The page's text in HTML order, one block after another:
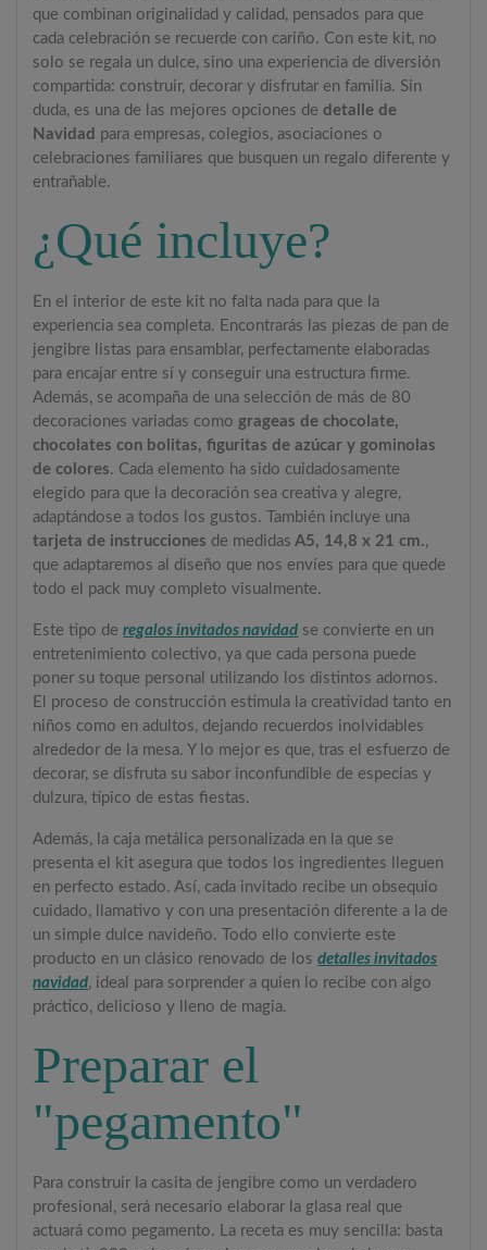
que combinan originalidad y calidad, pensados para que
cada celebración se recuerde con cariño. Con este kit, no
solo se regala un dulce, sino una experiencia de diversión
compartida: construir, decorar y disfrutar en familia. Sin
duda, es una de las mejores opciones dedetalle de
Navidad para empresas, colegios, asociaciones o
celebraciones familiares que busquen un regalo diferente y
entrañable.
¿Qué incluye?
En el interior de este kit no falta nada para que la
experiencia sea completa. Encontrarás las piezas de pan de
jengibre listas para ensamblar, perfectamente elaboradas
para encajar entre sí y conseguir una estructura firme.
Además, se acompaña de una selección de más de 80
decoraciones variadas como grageas de chocolate,
chocolates con bolitas, figuritas de azúcar y gominolas
de colores. Cada elemento ha sido cuidadosamente
elegido para que la decoración sea creativa y alegre,
adaptándose a todos los gustos. También incluye una
tarjeta de instrucciones de medidas A5, 14,8 x 21 cm.,
que adaptaremos al diseño que nos envíes para que quede
todo el pack muy completo visualmente.
Este tipo deregalos invitados navidad se convierte en un
entretenimiento colectivo, ya que cada persona puede
poner su toque personal utilizando los distintos adornos.
El proceso de construcción estimula la creatividad tanto en
niños como en adultos, dejando recuerdos inolvidables
alrededor de la mesa. Y lo mejor es que, tras el esfuerzo de
decorar, se disfruta su sabor inconfundible de especias y
dulzura, típico de estas fiestas.
Además, la caja metálica personalizada en la que se
presenta el kit asegura que todos los ingredientes lleguen
en perfecto estado. Así, cada invitado recibe un obsequio
cuidado, llamativo y con una presentación diferente a la de
un simple dulce navideño. Todo ello convierte este
producto en un clásico renovado de losdetalles invitados
navidad, ideal para sorprender a quien lo recibe con algo
práctico, delicioso y lleno de magia.
Preparar el
"pegamento"
Para construir la casita de jengibre como un verdadero
profesional, será necesario elaborar la glasa real que
actuará como pegamento. La receta es muy sencilla: basta